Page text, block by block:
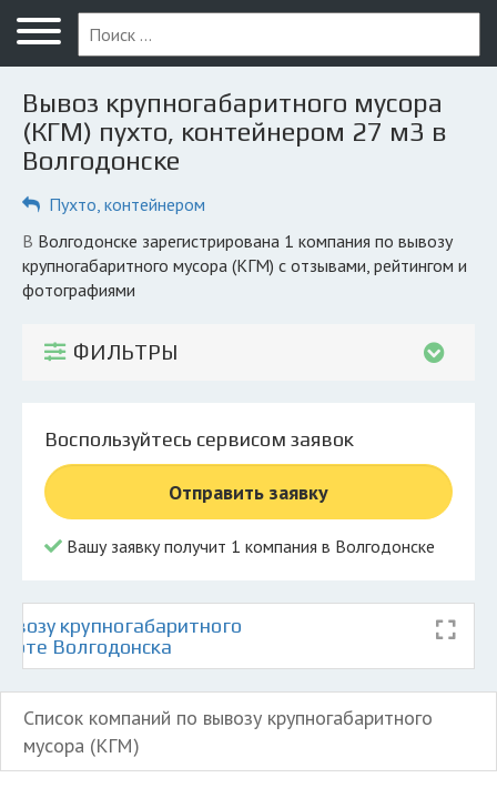
Меню
Главная
Вопрос юристу
Волгодонск
ПОЛЬЗОВАТЕЛЯМ
Компании
Экоблог
Личный кабинет
Вывоз крупногабаритного мусора
(КГМ) пухто, контейнером 27 м3 в
Волгодонске
Пухто, контейнером
в Волгодонске зарегистрирована 1 компания по вывозу
крупногабаритного мусора (КГМ) с отзывами, рейтингом и
фотографиями
ФИЛЬТРЫ
Воспользуйтесь сервисом заявок
Отправить заявку
Вашу заявку получит 1 компания в Волгодонске
крупногабаритного
Волгодонска
Список компаний по вывозу крупногабаритного
мусора (КГМ)